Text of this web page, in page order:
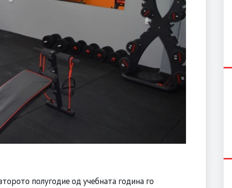
полугодие од учебната година го